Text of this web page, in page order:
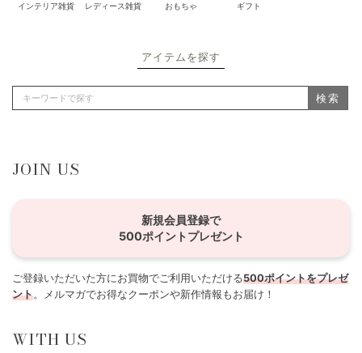
インテリア雑貨 レディース雑貨 おもちゃ ギフト
アイテムを探す
検索
JOIN US
新規会員登録で
500ポイントプレゼント
ご登録いただいた方にお買物でご利用いただける500ポイントをプレゼ
ント。メルマガでお得なクーポンや新作情報もお届け！
WITH US